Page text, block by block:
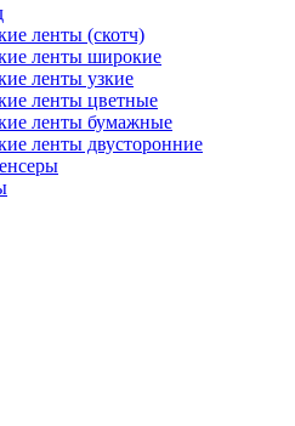
ленты (скотч)
ленты широкие
ленты узкие
ленты цветные
ленты бумажные
ленты двусторонние